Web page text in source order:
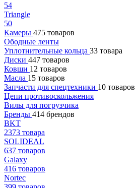
54
Triangle
50
Камеры 475 товаров
Ободные ленты
Уплотнительные кольца 33 товара
Диски 447 товаров
Ковши 12 товаров
Масла 15 товаров
Запчасти для спецтехники 10 товаров
Цепи противоскольжения
Вилы для погрузчика
Бренды 414 брендов
BKT
2373 товара
SOLIDEAL
637 товаров
Galaxy
416 товаров
Nortec